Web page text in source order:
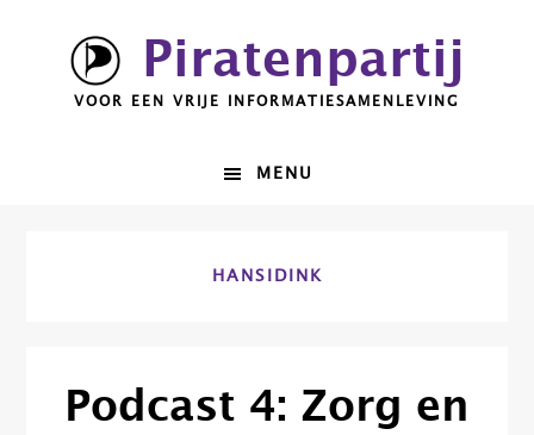
hoofdnavigatie
Piratenpartij
VOOR EEN VRIJE INFORMATIESAMENLEVING
MENU
HANSIDINK
Podcast 4: Zorg en